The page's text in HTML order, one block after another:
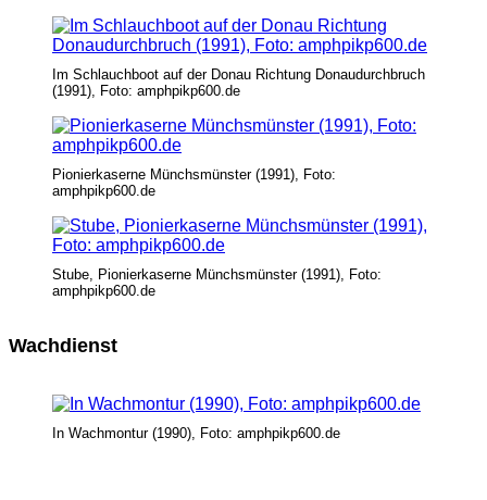
Im Schlauchboot auf der Donau Richtung Donaudurchbruch
(1991), Foto: amphpikp600.de
Pionierkaserne Münchsmünster (1991), Foto:
amphpikp600.de
Stube, Pionierkaserne Münchsmünster (1991), Foto:
amphpikp600.de
Wachdienst
In Wachmontur (1990), Foto: amphpikp600.de